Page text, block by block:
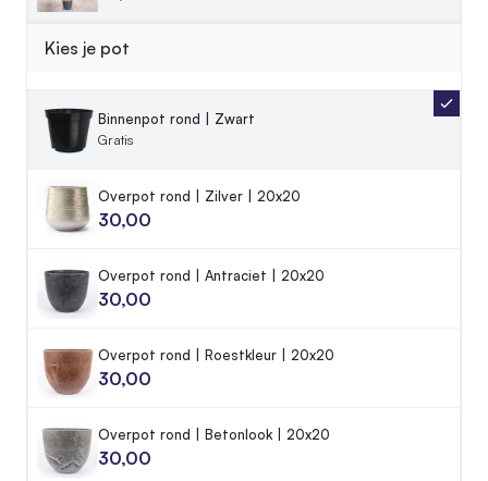
Kies je pot
Binnenpot rond | Zwart
Gratis
Overpot rond | Zilver | 20x20
30,00
Overpot rond | Antraciet | 20x20
30,00
Overpot rond | Roestkleur | 20x20
30,00
Overpot rond | Betonlook | 20x20
30,00